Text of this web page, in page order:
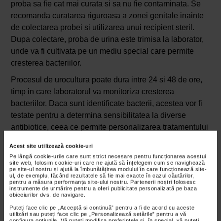
Acest site utilizează cookie-uri
Pe lângă cookie-urile care sunt strict necesare pentru funcționarea acestui
site web, folosim cookie-uri care ne ajută să înțelegem cum se navighează
pe site-ul nostru și ajută la îmbunătățirea modului în care funcționează site-
ul, de exemplu, făcând rezultatele să fie mai exacte în cazul căutărilor,
pentru a măsura performanța site-ului nostru. Partenerii noștri folosesc
instrumente de urmărire pentru a oferi publicitate personalizată pe baza
obiceiurilor dvs. de navigare.
Puteți face clic pe „Acceptă si continuă” pentru a fi de acord cu aceste
utilizări sau puteți face clic pe „Personalizează setările” pentru a vă
proba sa fie cat mai curata si sa nu fie contaminata. Se
recomanda curatarea riguroasa a zonei genitale inainte
de colectarea probei si utilizarea unui recipient steril.
Dupa colectare, proba de urina este trimisa la laborator,
unde va fi cultivata pe un mediu special care permite
cresterea bacteriilor.
Procesul de urocultura poate dura intre 24 si 48 de ore,
timp in care laboratorul va monitoriza cresterea
bacteriilor. Daca sunt identificate bacterii, acestea vor fi
testate pentru a determina sensibilitatea la diverse
antibiotice, ceea ce permite personalizarea tratamentului
Principalele diferente dintre sumar de urina
si urocultura
Desi atat sumarul de urina, cat si urocultura implica
analiza urinei, ele servesc unor scopuri diferite si sunt
utilizate in contexte diferite.